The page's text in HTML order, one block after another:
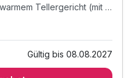
täglich Abendessen, Buffet mit warmem Tellergericht (mit Aufpreis für regionale Fleisch- und Fischgerichte)
Gültig bis 08.08.2027